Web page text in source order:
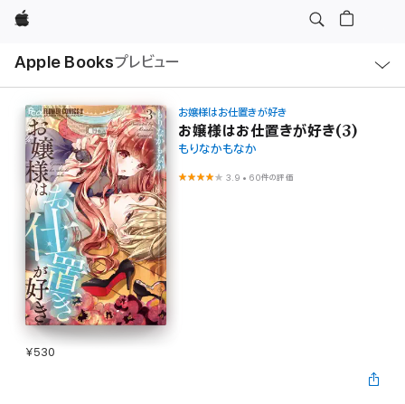
Apple
Apple Booksプレビュー
ル
お嬢様はお仕置きが好き
お嬢様はお仕置きが好き(3)
もりなかもなか
3.9 • 60件の評価
¥530